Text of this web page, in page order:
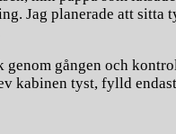
Jag planerade att sitta
gången och
kabinen tyst, fylld